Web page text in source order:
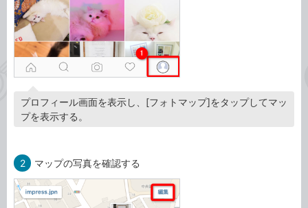
プロフィール画面を表示し、[フォトマップ]をタップしてマッ
プを表示する。
2 マップの写真を確認する